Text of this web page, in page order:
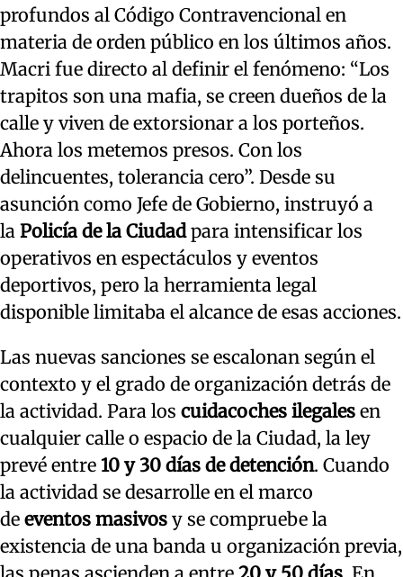
profundos al Código Contravencional en
materia de orden público en los últimos años.
Macri fue directo al definir el fenómeno: “Los
trapitos son una mafia, se creen dueños de la
calle y viven de extorsionar a los porteños.
Ahora los metemos presos. Con los
delincuentes, tolerancia cero”. Desde su
asunción como Jefe de Gobierno, instruyó a
la Policía de la Ciudadpara intensificar los
operativos en espectáculos y eventos
deportivos, pero la herramienta legal
disponible limitaba el alcance de esas acciones.
Las nuevas sanciones se escalonan según el
contexto y el grado de organización detrás de
la actividad. Para los cuidacoches ilegales en
cualquier calle o espacio de la Ciudad, la ley
prevé entre 10 y 30 días de detención. Cuando
la actividad se desarrolle en el marco
de eventos masivos y se compruebe la
existencia de una banda u organización previa,